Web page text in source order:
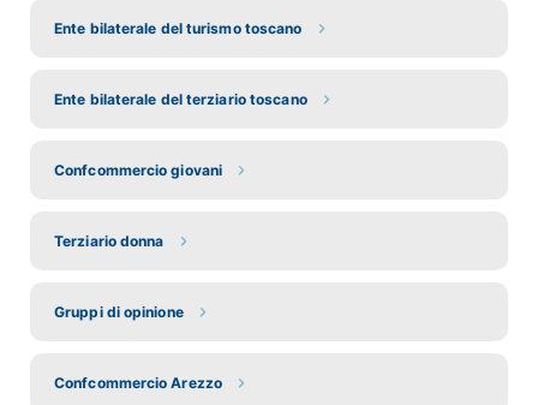
Ente bilaterale del turismo toscano
Ente bilaterale del terziario toscano
Confcommercio giovani
Terziario donna
Gruppi di opinione
Confcommercio Arezzo